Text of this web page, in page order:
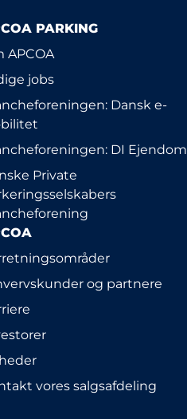
PARKING
APCOA
jobs
Dansk e-
DI Ejendom
Private
og partnere
vores salgsafdeling